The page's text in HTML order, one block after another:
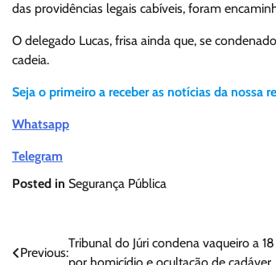
das providências legais cabíveis, foram
O delegado Lucas, frisa ainda que, se
cadeia.
Seja o primeiro a receber as notícias da nossa
Whatsapp
Telegram
Posted in Segurança Pública
Navegação
Previous:
Tribunal do Júri condena vaqueiro a